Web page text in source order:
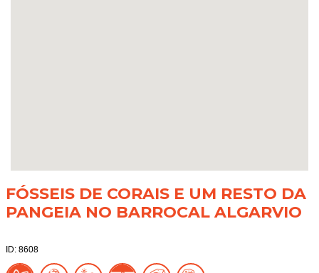
FÓSSEIS DE CORAIS E UM RESTO DA
PANGEIA NO BARROCAL ALGARVIO
ID: 8608